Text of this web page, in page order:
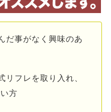
だ事がなく興味のあ
リフレを取り入れ、
方